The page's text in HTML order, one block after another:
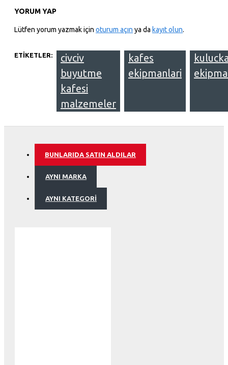
YORUM YAP
Lütfen yorum yazmak için oturum açın ya da kayıt olun.
ETIKETLER:
civciv
buyutme
kafesi
malzemeler
kafes
ekipmanlari
BUNLARIDA SATIN ALDILAR
AYNI MARKA
AYNI KATEGORI